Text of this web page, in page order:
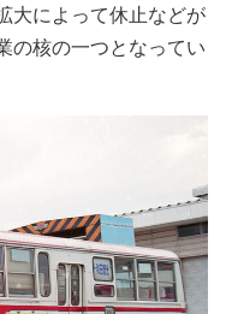
大によって休止などが
の核の一つとなってい